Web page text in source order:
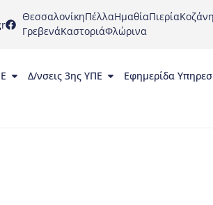
ΘεσσαλονίκηΠέλλαΗμαθίαΠιερίαΚοζάνη
ΓρεβενάΚαστοριάΦλώρινα
Δ/νσεις 3ης ΥΠΕ Εφημερίδα